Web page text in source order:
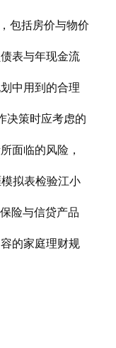
包括房价与物价
表与年现金流
中用到的合理
决策时应考虑的
面临的风险，
拟表检验江小
险与信贷产品
的家庭理财规